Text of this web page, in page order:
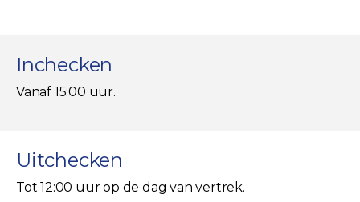
Inchecken
Vanaf 15:00 uur.
Uitchecken
Tot 12:00 uur op de dag van vertrek.